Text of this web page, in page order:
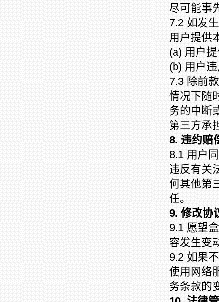
尽可能事
7.2 如发
用户提供
(a) 用户
(b) 用户
7.3 除前
情况下随
务的中断
第三方承
8. 违约赔
8.1 用户
违反有关
何其他第
任。
9. 修改协
9.1 愿望
容发生变
9.2 如果
使用网络
务条款的